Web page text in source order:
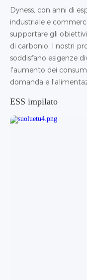
Dyness, con anni di
industriale e
supportare gli
di carbonio. I nostri
soddisfano esigenze
l'aumento dei
domanda e
ESS impilato